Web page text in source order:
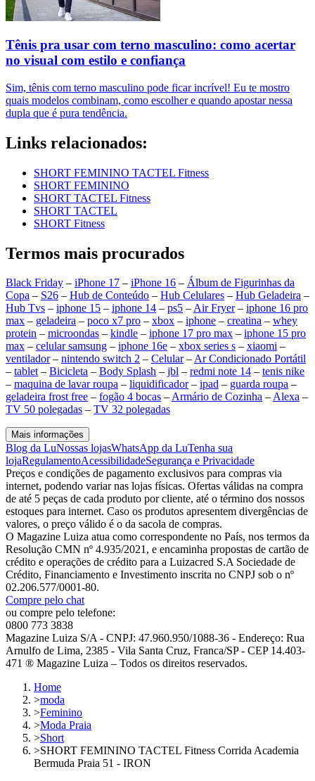
Tênis pra usar com terno masculino: como acertar
no visual com estilo e confiança
Sim, tênis com terno masculino pode ficar incrível! Eu te mostro
quais modelos combinam, como escolher e quando apostar nessa
dupla que é pura tendência.
Links relacionados:
SHORT FEMININO TACTEL Fitness
SHORT FEMININO
SHORT TACTEL Fitness
SHORT TACTEL
SHORT Fitness
Termos mais procurados
Black Friday – iPhone 17 – iPhone 16 – Álbum de Figurinhas da
Copa – S26 – Hub de Conteúdo – Hub Celulares – Hub Geladeira –
Hub Tvs – iphone 15 – iphone 14 – ps5 –Air Fryer– iphone 16 pro
max – geladeira – poco x7 pro – xbox – iphone – creatina – whey
protein – microondas – kindle – iphone 17 pro max – iphone 15 pro
max – celular samsung – iphone 16e – xbox series s – xiaomi –
ventilador– nintendo switch 2 – Celular–Ar Condicionado Portátil
– tablet– Bicicleta – Body Splash – jbl – redmi note 14 – tenis nike
– maquina de lavar roupa – liquidificador– ipad – guarda roupa –
geladeira frost free – fogão 4 bocas –Armário de Cozinha –Alexa –
TV 50 polegadas – TV 32 polegadas
Mais informações
Blog da LuNossas lojasWhatsApp da LuTenha sua
lojaRegulamentoAcessibilidadeSegurança e Privacidade
Preços e condições de pagamento exclusivos para compras via
internet, podendo variar nas lojas físicas. Ofertas válidas na compra
de até 5 peças de cada produto por cliente, até o término dos nossos
estoques para internet. Caso os produtos apresentem divergências de
valores, o preço válido é o da sacola de compras.
O Magazine Luiza atua como correspondente no País, nos termos da
Resolução CMN nº 4.935/2021, e encaminha propostas de cartão de
crédito e operações de crédito para a Luizacred S.A Sociedade de
Crédito, Financiamento e Investimento inscrita no CNPJ sob o nº
02.206.577/0001-80.
Compre pelo chat
ou compre pelo telefone:
0800 773 3838
Magazine Luiza S/A - CNPJ: 47.960.950/1088-36 - Endereço: Rua
Arnulfo de Lima, 2385 - Vila Santa Cruz, Franca/SP - CEP 14.403-
471 ® Magazine Luiza – Todos os direitos reservados.
Home
>moda
>Feminino
>Moda Praia
>Short
>SHORT FEMININO TACTEL Fitness Corrida Academia
Bermuda Praia 51 - IRON